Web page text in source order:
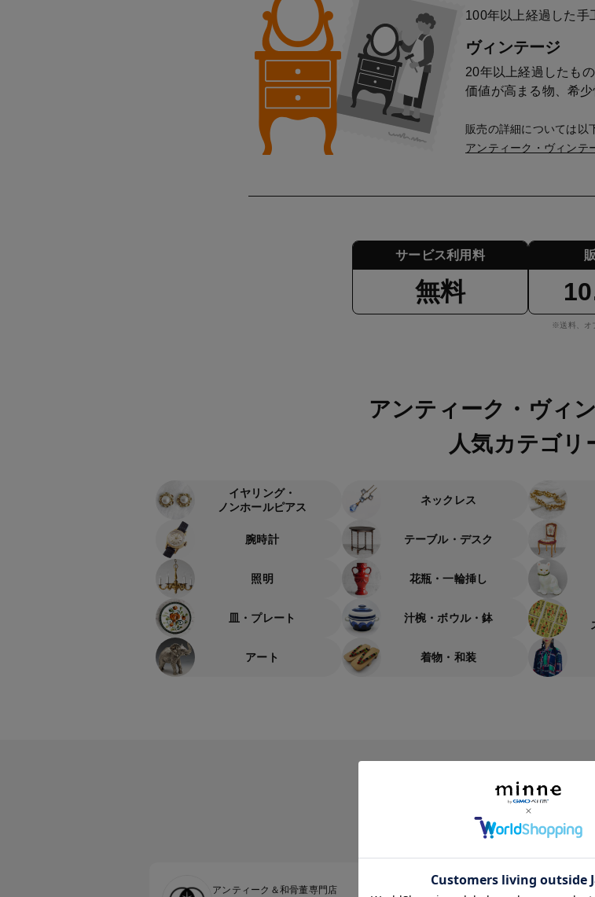
100年以上経過した手
ヴィンテージ
20年以上経過したも
価値が高まる物、希
販売の詳細については以
アンティーク・ヴィンテ
サービス利用料
無料
※送料、オ
アンティーク・ヴィ
人気カテゴリ
イヤリング・
ノンホールピアス
ネックレス
腕時計 テーブル・デスク
照明 花瓶・一輪挿し
皿・プレート 汁椀・ボウル・鉢
アート 着物・和装
多様なショップが
アンティーク＆和骨董専門店 北欧ヴィンテージ食器店